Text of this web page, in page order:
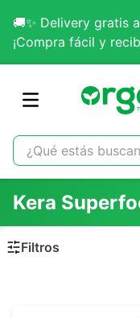
🚚✨ Delivery gratis
¡Compra fácil y
¿Qué estás buscando
1.
omega 3
2.
citrato magnesio
Kera